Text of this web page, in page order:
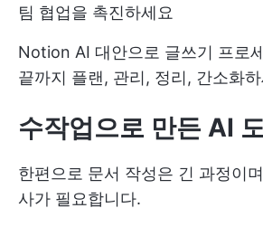
팀 협업을 촉진하세요
Notion AI 대안으로 글쓰기 프로
끝까지 플랜, 관리, 정리, 간소화
수작업으로 만든 AI
한편으로 문서 작성은 긴 과정이
사가 필요합니다.